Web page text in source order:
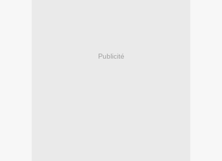
Publicité